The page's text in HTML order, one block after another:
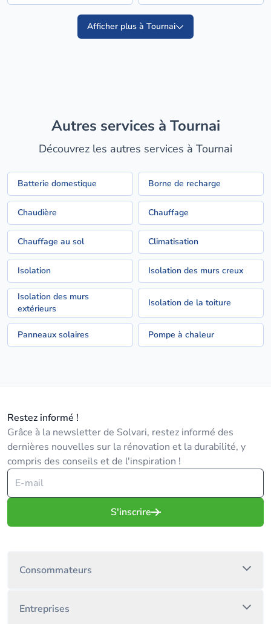
Afficher plus à Tournai
Autres services à Tournai
Découvrez les autres services à Tournai
Batterie domestique Borne de recharge
Chaudière Chauffage
Chauffage au sol Climatisation
Isolation Isolation des murs creux
Isolation des murs
extérieurs
Isolation de la toiture
Panneaux solaires Pompe à chaleur
Restez informé !
Grâce à la newsletter de Solvari, restez informé des
dernières nouvelles sur la rénovation et la durabilité, y
compris des conseils et de l'inspiration !
S'inscrire
Consommateurs
Entreprises